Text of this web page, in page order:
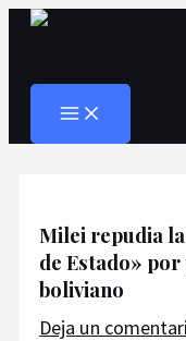
Ir
contenido
MAIN
Milei repudia
de Estado»
boliviano
Deja un
Navegación
entradas
Escribe
Nombre*
Correo
Web